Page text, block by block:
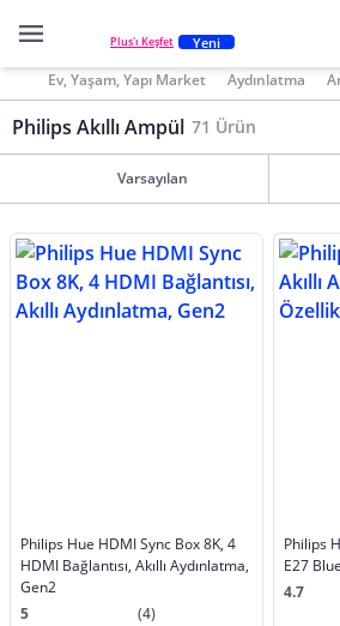
Plus'ı Keşfet Yeni
Ev, Yaşam, Yapı Market Aydınlatma
Philips Akıllı Ampül 71 Ürün
Varsayılan
Philips Hue HDMI Sync Box 8K, 4
HDMI Bağlantısı, Akıllı Aydınlatma,
Gen2
5
(4)
Philips
E27
4.7